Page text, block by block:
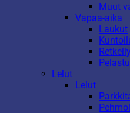
Muut
Vapaa-aika
Laukut
Lelut
Lelut